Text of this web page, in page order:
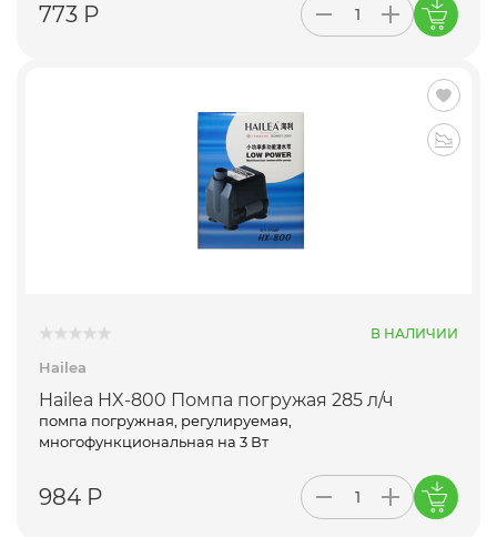
773 Р
В НАЛИЧИИ
Hailea
Hailea HX-800 Помпа погружая 285 л/ч
помпа погружная, регулируемая,
многофункциональная на 3 Вт
984 Р